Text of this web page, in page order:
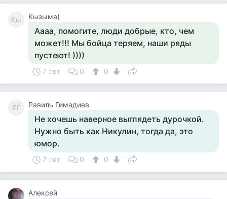
Кы Кызыма)
Аааа, помогите, люди добрые, кто, чем
может!!! Мы бойца теряем, наши ряды
пустеют! ))))
7 лет 0 0
РГ Равиль Гимадиев
Не хочешь наверное выглядеть дурочкой.
Нужно быть как Никулин, тогда да, это
юмор.
7 лет 0 0
Алексей